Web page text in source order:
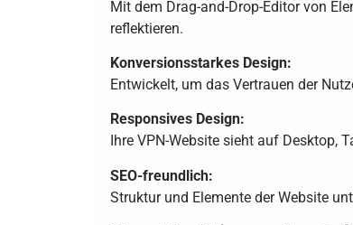
Mit dem Drag-and-Drop-Editor von
reflektieren.
Konversionsstarkes Design:
Entwickelt, um das Vertrauen der
Responsives Design:
Ihre VPN-Website sieht auf Desktop,
SEO-freundlich:
Struktur und Elemente der Website